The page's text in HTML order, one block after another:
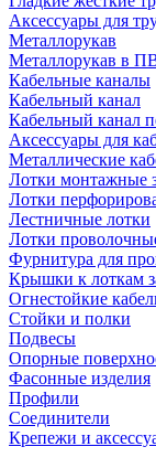
Аксессуары для
Металлорукав
Металлорукав в
Кабельные каналы
Кабельный канал
Кабельный канал
Аксессуары для
Металлические
Лотки монтажные
Лотки
Лестничные лотки
Лотки
Фурнитура для
Крышки к лоткам
Огнестойкие
Стойки и полки
Подвесы
Опорные
Фасонные изделия
Профили
Соединители
Крепежи и